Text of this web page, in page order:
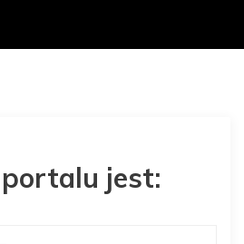
jest: